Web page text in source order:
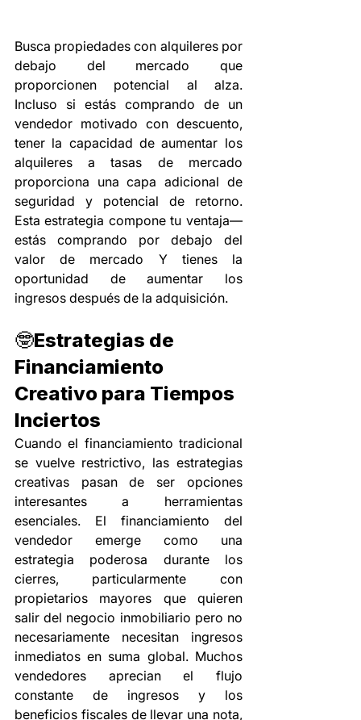
Busca propiedades con alquileres por
debajo del mercado que
proporcionen potencial al alza.
Incluso si estás comprando de un
vendedor motivado con descuento,
tener la capacidad de aumentar los
alquileres a tasas de mercado
proporciona una capa adicional de
seguridad y potencial de retorno.
Esta estrategia compone tu ventaja—
estás comprando por debajo del
valor de mercado Y tienes la
oportunidad de aumentar los
ingresos después de la adquisición.
🤓Estrategias de
Financiamiento
Creativo para Tiempos
Inciertos
Cuando el financiamiento tradicional
se vuelve restrictivo, las estrategias
creativas pasan de ser opciones
interesantes a herramientas
esenciales. El financiamiento del
vendedor emerge como una
estrategia poderosa durante los
cierres, particularmente con
propietarios mayores que quieren
salir del negocio inmobiliario pero no
necesariamente necesitan ingresos
inmediatos en suma global. Muchos
vendedores aprecian el flujo
constante de ingresos y los
beneficios fiscales de llevar una nota,